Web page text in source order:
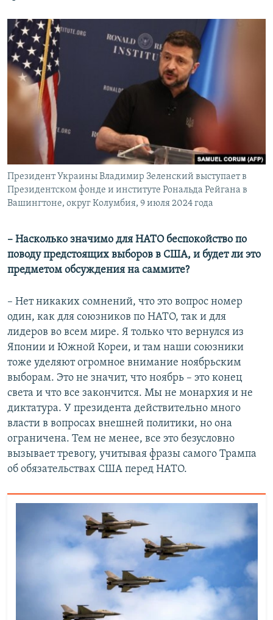
Президент Украины Владимир Зеленский выступает в
Президентском фонде и институте Рональда Рейгана в
Вашингтоне, округ Колумбия, 9 июля 2024 года
– Насколько значимо для НАТО беспокойство по
поводу предстоящих выборов в США, и будет ли это
предметом обсуждения на саммите?
– Нет никаких сомнений, что это вопрос номер
один, как для союзников по НАТО, так и для
лидеров во всем мире. Я только что вернулся из
Японии и Южной Кореи, и там наши союзники
тоже уделяют огромное внимание ноябрьским
выборам. Это не значит, что ноябрь – это конец
света и что все закончится. Мы не монархия и не
диктатура. У президента действительно много
власти в вопросах внешней политики, но она
ограничена. Тем не менее, все это безусловно
вызывает тревогу, учитывая фразы самого Трампа
об обязательствах США перед НАТО.